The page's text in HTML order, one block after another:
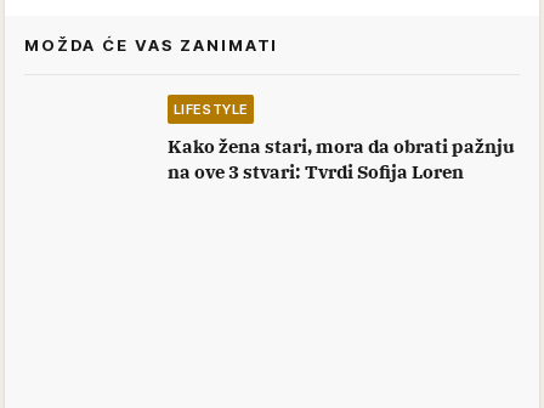
MOŽDA ĆE VAS ZANIMATI
LIFESTYLE
Kako žena stari, mora da obrati pažnju
na ove 3 stvari: Tvrdi Sofija Loren